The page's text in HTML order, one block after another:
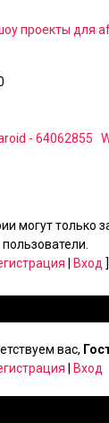
проекты для
- 64062855
могут только
пользователи.
Вход ]
вас,
Вход